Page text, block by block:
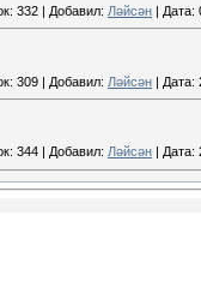
332 Добавил: Ләйсән Дата:
309 | Добавил: Ләйсән | Дата:
344 Добавил: Ләйсән Дата: